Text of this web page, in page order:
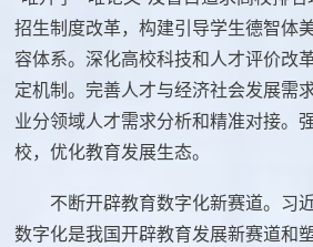
招生制度改革，构建引导学生德智体
容体系。深化高校科技和人才评价改
定机制。完善人才与经济社会发展需
业分领域人才需求分析和精准对接。
校，优化教育发展生态。
不断开辟教育数字化新赛道。习
数字化是我国开辟教育发展新赛道和